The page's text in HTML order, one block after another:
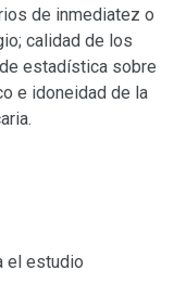
de inmediatez o
calidad de los
estadística sobre
e idoneidad de la
el estudio